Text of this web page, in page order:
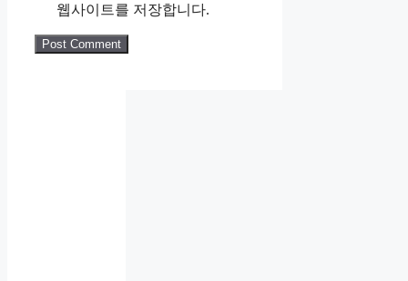
웹사이트를 저장합니다.